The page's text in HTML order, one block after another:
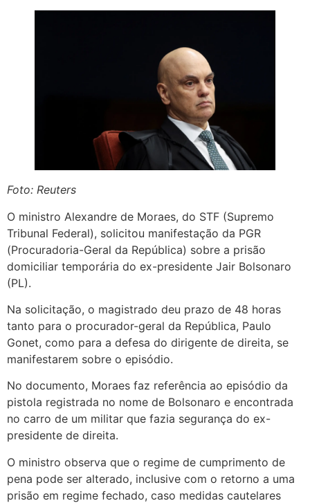
Foto: Reuters
O ministro Alexandre de Moraes, do STF (Supremo
Tribunal Federal), solicitou manifestação da PGR
(Procuradoria-Geral da República) sobre a prisão
domiciliar temporária do ex-presidente Jair Bolsonaro
(PL).
Na solicitação, o magistrado deu prazo de 48 horas
tanto para o procurador-geral da República, Paulo
Gonet, como para a defesa do dirigente de direita, se
manifestarem sobre o episódio.
No documento, Moraes faz referência ao episódio da
pistola registrada no nome de Bolsonaro e encontrada
no carro de um militar que fazia segurança do ex-
presidente de direita.
O ministro observa que o regime de cumprimento de
pena pode ser alterado, inclusive com o retorno a uma
prisão em regime fechado, caso medidas cautelares